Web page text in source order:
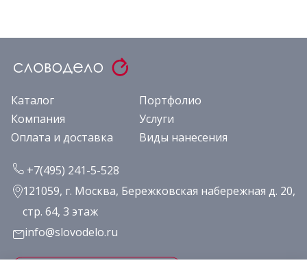
Каталог
Портфолио
Компания
Услуги
Оплата и доставка
Виды нанесения
+7(495) 241-5-528
121059, г. Москва, Бережковская набережная д. 20,
стр. 64, 3 этаж
info@slovodelo.ru